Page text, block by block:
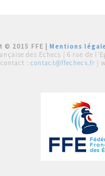
© 2015 FFE |Mentions
des Echecs | 6 rue de
contact : contact@ffechecs.fr |